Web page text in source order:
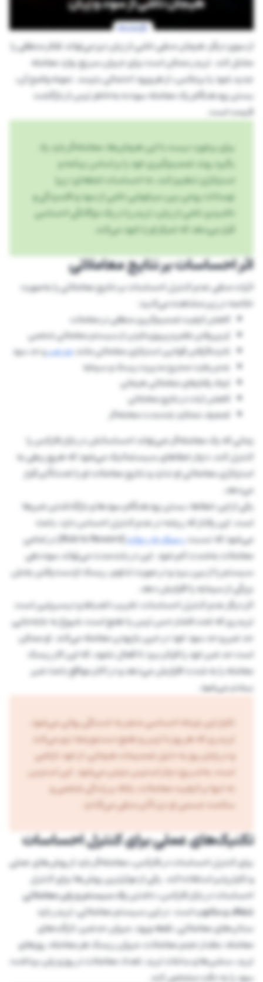
از سوی دیگر، هیجان منفی ناشی از زیان نیز می‌تواند تفکر منطقی را
مختل کند. تریدر ممکن است برای جبران سریع، وارد معامله
جدید شود یا برعکس، از هر ورود احتمالی بترسد. نمونه واضح آن،
بستن زودهنگام یک معامله سودده به‌خاطر ترس از بازگشت
قیمت است.
برای برخورد درست با این هیجان‌ها، معامله‌گر باید یاد
بگیرد روند تصمیم‌گیری خود را بر اساس برنامه و
استراتژی تنظیم کند، نه احساسات لحظه‌ای؛ زیرا
نوسانات روحی بین سرخوشی ناشی از سود و افسردگی و
ناامیدی ناشی از زیان، تریدر را در یک دوگانگی احساسی
قرار می‌دهد که تمرکز او را نابود می‌کند.
اثر احساسات بر نتایج معاملاتی
اثرات منفی عدم کنترل احساسات بر نتایج معاملاتی را به‌صورت
خلاصه در زیر مشاهده می‌کنید:
کاهش کیفیت تصمیم‌گیری منطقی در معاملات
ازبین‌رفتن نظم و پیروی‌‍نکردن از سیستم معاملاتی شخصی
نادیده‌گرفتن قوانین استراتژی معاملاتی مانندحد ضررو حد سود
عدم رعایت صحیح مدیریت ریسک و سرمایه
ایجاد رفتارهای معاملاتی هیجانی
کاهش ثبات در نتایج معاملاتی
تضعیف عملکرد بلندمدت معامله‌گر
زمانی که یک معامله‌گر نمی‌تواند احساساتش در بازار فارکس را
کنترل کند، دچار خطاهای سیستماتیک می‌شود که هیچ ربطی به
استراتژی معاملاتی او ندارد و نتایج معاملات او را تحت‌تأثیر قرار
می‌دهد.
یکی از این خطاها، بستن زودهنگام سودها و بازگذاشتن ضررها
است. این رفتار که ریشه در عدم کنترل احساس دارد، باعث
می‌شود که نسبتریسک به ریوارد
(Risk to Reward) در تمامی
معاملات به‌شدت کم شود. این در بلندمدت می‌تواند سوددهی
سیستم را از بین ببرد و در صورت تداوم، ریسک ازدست‌رفتن بخش
بزرگی از سرمایه را افزایش دهد.
اثر دیگر عدم کنترل احساسات، تخریب انضباط و دیسیپلین است.
تریدری که تحت فشار حس ترس یا طمع است، شروع به جابه‌جایی
حد ضرر و حد سود خود در حین بازبودن معامله می‌کند. او ممکن
است حد ضرر خود را فراتر ببرد تا فعال نشود، که این کار ریسک
معامله را به شدت افزایش می‌دهد و در اکثر مواقع باعث ضرر
بیشتر می‌شود.
تکرار این چرخه احساسی منجر به خستگی روانی می‌شود.
تریدری که هر روز با ترس و طمع دست‌وپنجه نرم می‌کند
و در پایان روز به دلیل تصمیمات هیجانی، از خود ناراضی
است، به‌تدریج دچار استرس مزمن می‌شود. این استرس
نه تنها بر کیفیت معاملات، بلکه بر زندگی شخصی و
سلامت جسمی او نیز تأثیر منفی می‌گذارد.
تکنیک‌های عملی برای کنترل احساسات
برای کنترل احساسات در فارکس، معامله‌گر باید از روش‌های عملی
و تکرارپذیر استفاده کند. یکی از موثرترین روش‌ها برای کنترل
احساسات در بازار فارکس، داشتنیک سیستم و پلن معاملاتی
شفاف و مکتوباست. در این سیستم معاملاتی، تریدر باید
ستاپ‌های معاملاتی، نقطه ورود، میزان حدضرر، تارگت‌های
معامله، مقدار حجم معاملات، میزان ریسک هر معامله، روزهای
ترید، سشن‌ها و ساعات ترید، تعداد معاملات در روز و پلن برداشت
سود را به دقت مشخص کند.